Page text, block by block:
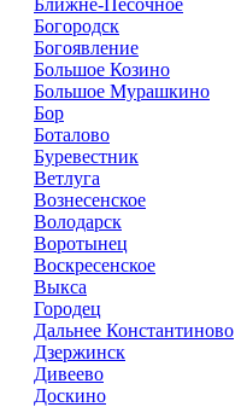
Ближне-Песочное
Богородск
Богоявление
Большое Козино
Большое Мурашкино
Бор
Боталово
Буревестник
Ветлуга
Вознесенское
Володарск
Воротынец
Воскресенское
Выкса
Городец
Дальнее Константиново
Дзержинск
Дивеево
Доскино